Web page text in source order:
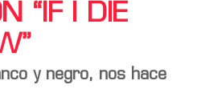
“IF I DIE
y negro, nos hace